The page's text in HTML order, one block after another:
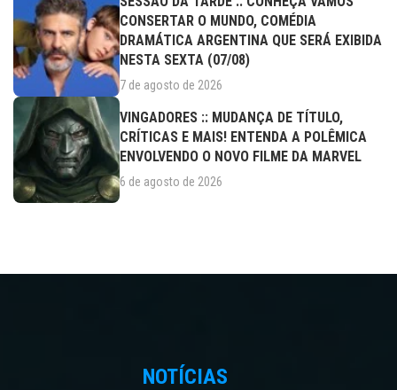
CONSERTAR O MUNDO, COMÉDIA
DRAMÁTICA ARGENTINA QUE SERÁ EXIBIDA
NESTA SEXTA (07/08)
7 de agosto de 2026
VINGADORES :: MUDANÇA DE TÍTULO,
CRÍTICAS E MAIS! ENTENDA A POLÊMICA
ENVOLVENDO O NOVO FILME DA MARVEL
6 de agosto de 2026
NOTÍCIAS